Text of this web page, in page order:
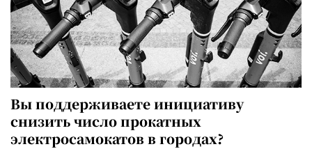
Вы поддерживаете инициативу
снизить число прокатных
электросамокатов в городах?